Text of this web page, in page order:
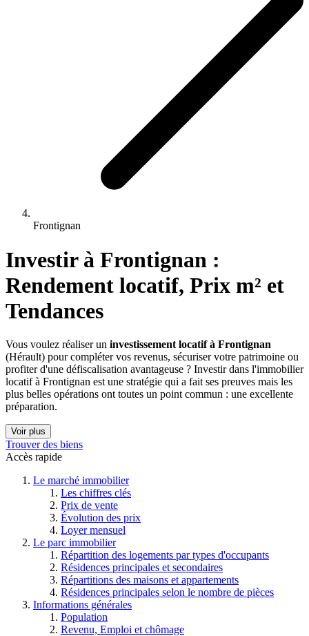
Frontignan
Investir à Frontignan :
Rendement locatif, Prix m² et
Tendances
Vous voulez réaliser un investissement locatif à Frontignan
(Hérault) pour compléter vos revenus, sécuriser votre patrimoine ou
profiter d'une défiscalisation avantageuse ? Investir dans l'immobilier
locatif à Frontignan est une stratégie qui a fait ses preuves mais les
plus belles opérations ont toutes un point commun : une excellente
préparation.
Voir plus
Trouver des biens
Accès rapide
Le marché immobilier
Les chiffres clés
Prix de vente
Évolution des prix
Loyer mensuel
Le parc immobilier
Répartition des logements par types d'occupants
Résidences principales et secondaires
Répartitions des maisons et appartements
Résidences principales selon le nombre de pièces
Informations générales
Population
Revenu, Emploi et chômage